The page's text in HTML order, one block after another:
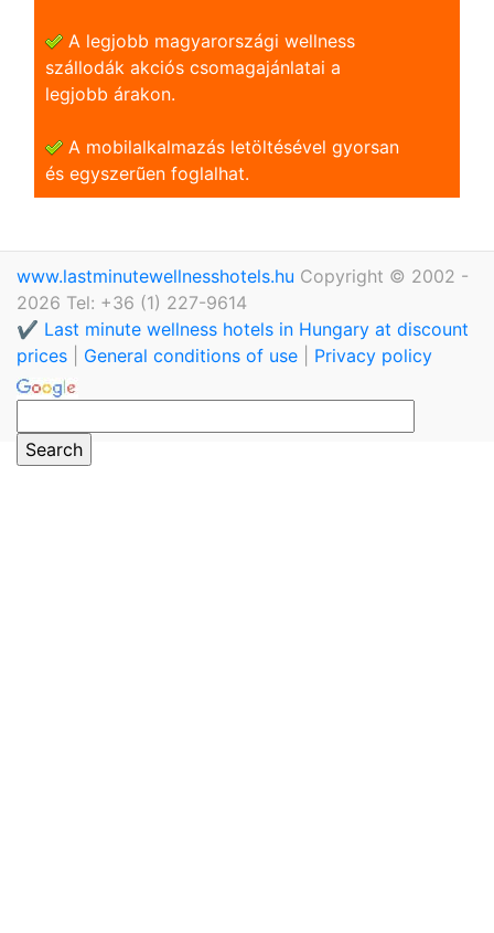
A legjobb magyarországi wellness
szállodák akciós csomagajánlatai a
legjobb árakon.
A mobilalkalmazás letöltésével gyorsan
és egyszerũen foglalhat.
www.lastminutewellnesshotels.hu Copyright © 2002 -
2026 Tel: +36 (1) 227-9614
✔️ Last minute wellness hotels in Hungary at discount
prices
General conditions of use Privacy policy